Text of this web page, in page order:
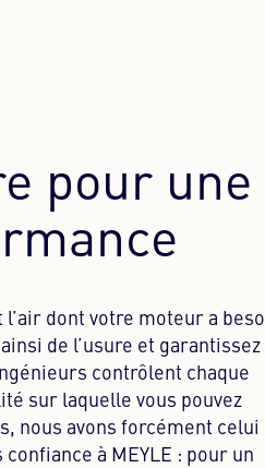
pour une
dont votre moteur a
de l’usure et garantissez
contrôlent chaque
sur laquelle vous pouvez
nous avons forcément celui
à MEYLE : pour un